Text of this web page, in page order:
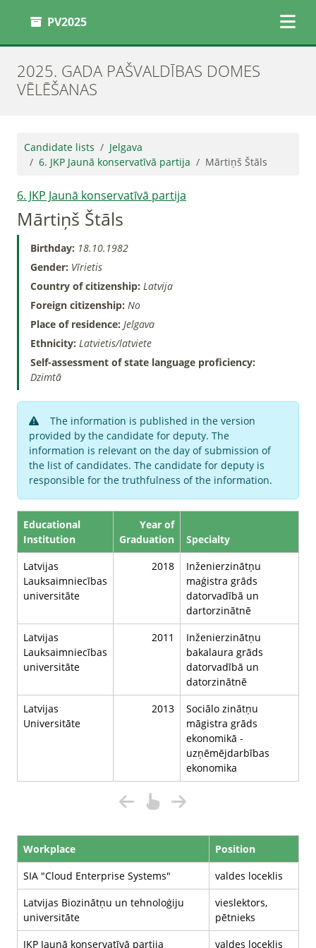
PV2025
2025. GADA PAŠVALDĪBAS DOMES
VĒLĒŠANAS
Candidate lists
Jelgava
6. JKP Jaunā konservatīvā partija
Mārtiņš Štāls
6. JKP Jaunā konservatīvā partija
Mārtiņš Štāls
Birthday: 18.10.1982
Gender: Vīrietis
Country of citizenship: Latvija
Foreign citizenship: No
Place of residence: Jelgava
Ethnicity: Latvietis/latviete
Self-assessment of state language proficiency:
Dzimtā
The information is published in the version
provided by the candidate for deputy. The
information is relevant on the day of submission of
the list of candidates. The candidate for deputy is
responsible for the truthfulness of the information.
Educational
Institution
Year of
Graduation
Specialty
Latvijas
Lauksaimniecības
universitāte
2018
Inženierzinātņu
maģistra grāds
datorvadībā un
dartorzinātnē
Latvijas
Lauksaimniecības
universitāte
2011
Inženierzinātņu
bakalaura grāds
datorvadībā un
datorzinātnē
Latvijas
Universitāte
2013
Sociālo zinātņu
māgistra grāds
ekonomikā -
uzņēmējdarbības
ekonomika
Workplace
Position
SIA "Cloud Enterprise Systems"
valdes loceklis
Latvijas Biozinātņu un tehnoloģiju
universitāte
vieslektors,
pētnieks
JKP Jaunā konservatīvā partija
valdes loceklis